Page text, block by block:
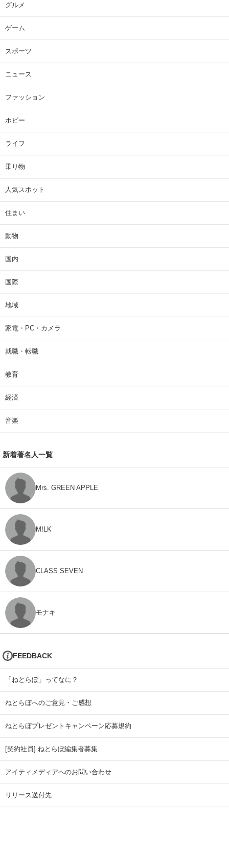
グルメ
ゲーム
スポーツ
ニュース
ファッション
ホビー
ライフ
乗り物
人気スポット
住まい
動物
国内
国際
地域
家電・PC・カメラ
就職・転職
教育
経済
音楽
新着著名人一覧
Mrs. GREEN APPLE
M!LK
CLASS SEVEN
モナキ
FEEDBACK
「ねとらぼ」ってなに？
ねとらぼへのご意見・ご感想
ねとらぼプレゼントキャンペーン応募規約
[契約社員] ねとらぼ編集者募集
アイティメディアへのお問い合わせ
リリース送付先